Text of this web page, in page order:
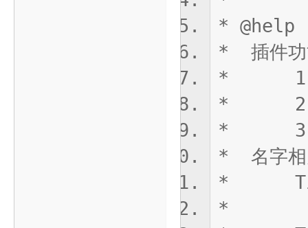
* @help
* 插件功
* 1-增
* 2-实现
* 3-实现
* 名字相
*
* ：0-